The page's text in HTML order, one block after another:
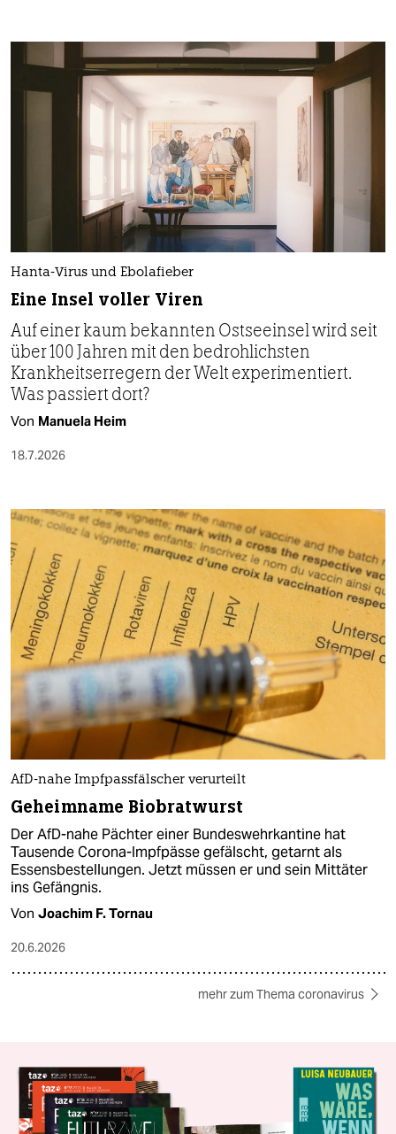
Hanta-Virus und Ebolafieber
Eine Insel voller Viren
Auf einer kaum bekannten Ostseeinsel wird seit
über 100 Jahren mit den bedrohlichsten
Krankheitserregern der Welt experimentiert.
Was passiert dort?
Von Manuela Heim
18.7.2026
AfD-nahe Impfpassfälscher verurteilt
Geheimname Biobratwurst
Der AfD-nahe Pächter einer Bundeswehrkantine hat
Tausende Corona-Impfpässe gefälscht, getarnt als
Essensbestellungen. Jetzt müssen er und sein Mittäter
ins Gefängnis.
Von Joachim F. Tornau
20.6.2026
mehr zum Thema coronavirus